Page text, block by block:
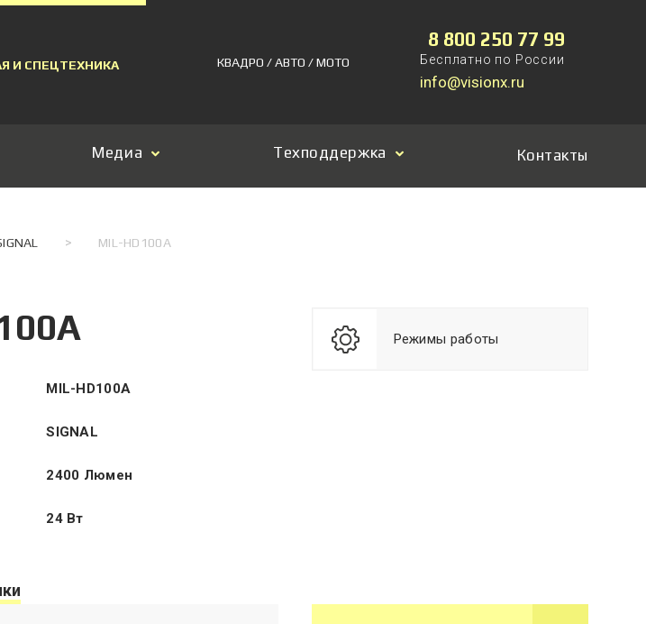
И СПЕЦТЕХНИКА КВАДРО / АВТО / МОТО
8 800 250 77 99
Бесплатно по России
info@visionx.ru
Медиа Техподдержка Контакты
> MIL-HD100A
MIL-HD100A
SIGNAL
2400 Люмен
24 Вт
Режимы работы